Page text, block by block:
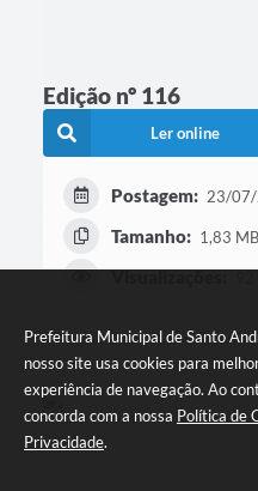
Prefeitura Municipal de Santo
nosso site usa cookies para
experiência de navegação. Ao
concorda com a nossa Política de
Privacidade.
Edição nº 116
Ler online
Postagem: 23/07/
Tamanho: 1,83
Visualizações: